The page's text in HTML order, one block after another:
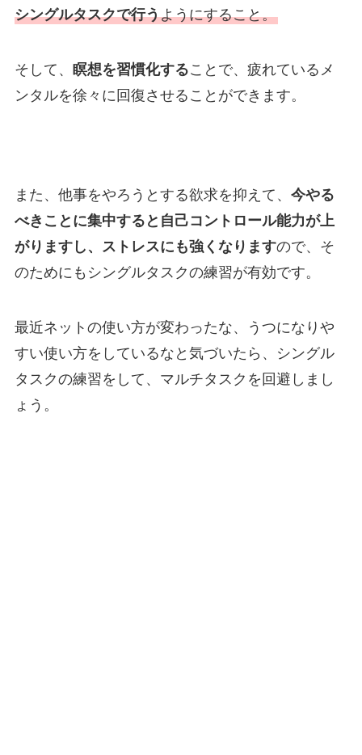
シングルタスクで行うようにすること。
そして、 瞑想を習慣化することで、疲れているメ
ンタルを徐々に回復させることができます。
また、他事をやろうとする欲求を抑えて、 今やる
べきことに集中すると自己コントロール能力が上
がりますし、ストレスにも強くなりますので、そ
のためにもシングルタスクの練習が有効です。
最近ネットの使い方が変わったな、うつになりや
すい使い方をしているなと気づいたら、シングル
タスクの練習をして、マルチタスクを回避しまし
ょう。